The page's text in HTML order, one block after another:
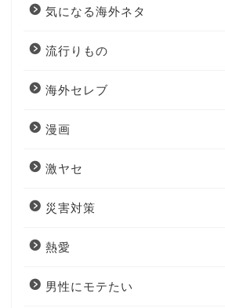
気になる海外ネタ
流行りもの
海外セレブ
漫画
激ヤセ
災害対策
熱愛
男性にモテたい